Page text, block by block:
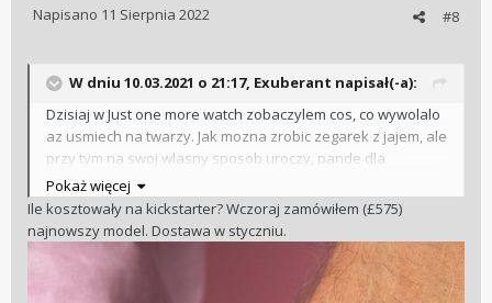
#8
Napisano 11 Sierpnia 2022
W dniu 10.03.2021 o 21:17, Exuberant napisał(-a):
Dzisiaj w Just one more watch zobaczylem cos, co wywolalo
az usmiech na twarzy. Jak mozna zrobic zegarek z jajem, ale
przy tym na swoj wlasny sposob uroczy, pande dla
konserwatystow i cos pomiedzy. Cena early bird
naKickstarterzeznosna, oficjalna sprzedazowa juz nie tak
atrakcyjna.
Pokaż więcej
Ile kosztowały na kickstarter? Wczoraj zamówiłem (£575)
najnowszy model. Dostawa w styczniu.